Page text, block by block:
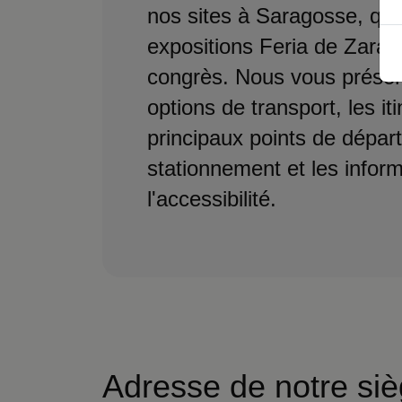
nos sites à Saragosse,
expositions Feria de
congrès. Nous vous
options de transport, les
principaux points de
stationnement et les
l'accessibilité.
Adresse de notre